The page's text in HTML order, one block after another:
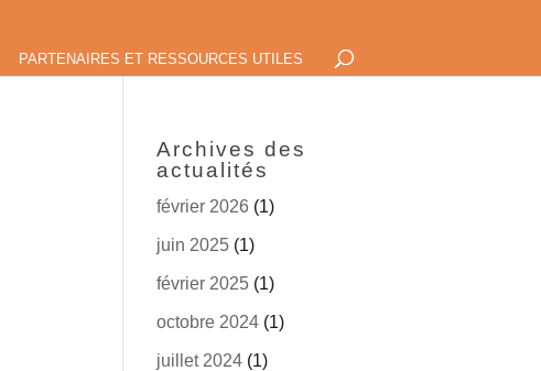
PARTENAIRES ET RESSOURCES UTILES
Archives des
actualités
février 2026 (1)
juin 2025(1)
février 2025(1)
octobre 2024(1)
juillet 2024(1)